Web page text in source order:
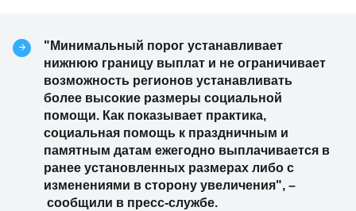
"Минимальный порог устанавливает
нижнюю границу выплат и не ограничивает
возможность регионов устанавливать
более высокие размеры социальной
помощи. Как показывает практика,
социальная помощь к праздничным и
памятным датам ежегодно выплачивается в
ранее установленных размерах либо с
изменениями в сторону увеличения", –
сообщили в пресс-службе.